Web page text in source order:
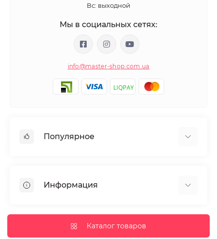
Вс: выходной
Мы в социальных сетях:
info@master-shop.com.ua
Популярное
Парафинотерапия
Ресницы и брови
Дезинфекция и стерилизация
Информация
Доставка и оплата
Каталог товаров